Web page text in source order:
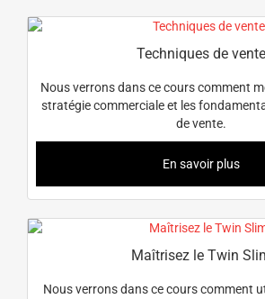
Techniques de vente
Nous verrons dans ce cours comment
stratégie commerciale et les
de vente.
En savoir plus
Maîtrisez le Twin
Nous verrons dans ce cours comment